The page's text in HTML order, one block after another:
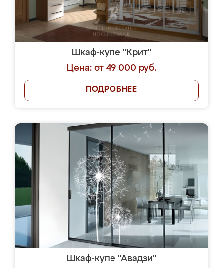
Шкаф-купе "Крит"
Цена: от 49 000 руб.
ПОДРОБНЕЕ
Шкаф-купе "Авадзи"